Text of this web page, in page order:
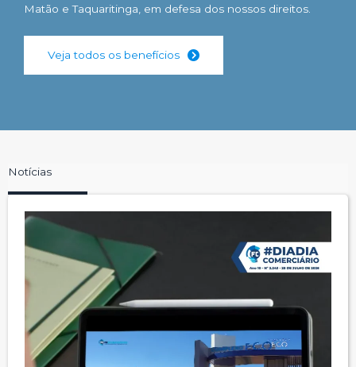
Matão e Taquaritinga, em defesa dos nossos direitos.
Veja todos os benefícios
Notícias